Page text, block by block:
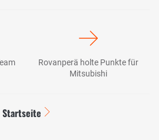
Rovanperä holte Punkte für
Mitsubishi
Startseite